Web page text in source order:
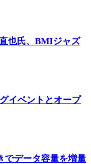
也氏、BMIジャズ
イベントとオープ
でデータ容量を増量